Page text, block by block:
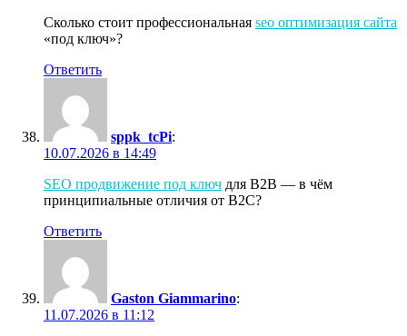
Сколько стоит профессиональная seo оптимизация сайта
«под ключ»?
Ответить
sppk_tcPi:
10.07.2026 в 14:49
SEO продвижение под ключ для B2B — в чём
принципиальные отличия от B2C?
Ответить
Gaston Giammarino:
11.07.2026 в 11:12